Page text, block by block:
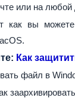
или на
как вы можете
Как
файл в